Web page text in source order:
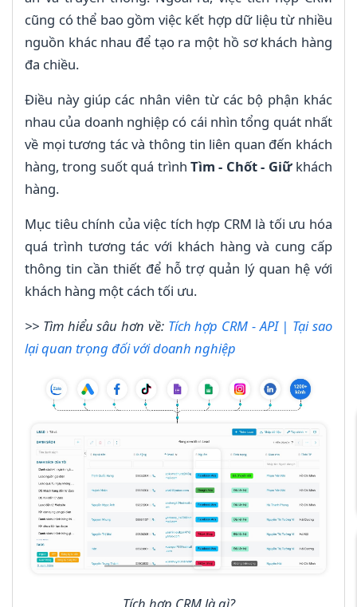
cũng có thể bao gồm việc kết hợp dữ liệu từ nhiều
nguồn khác nhau để tạo ra một hồ sơ khách hàng
đa chiều.
Điều này giúp các nhân viên từ các bộ phận khác
nhau của doanh nghiệp có cái nhìn tổng quát nhất
về mọi tương tác và thông tin liên quan đến khách
hàng, trong suốt quá trình Tìm - Chốt - Giữkhách
hàng.
Mục tiêu chính của việc tích hợp CRM là tối ưu hóa
quá trình tương tác với khách hàng và cung cấp
thông tin cần thiết để hỗ trợ quản lý quan hệ với
khách hàng một cách tối ưu.
>> Tìm hiểu sâu hơn về: Tích hợp CRM - API | Tại sao
lại quan trọng đối với doanh nghiệp